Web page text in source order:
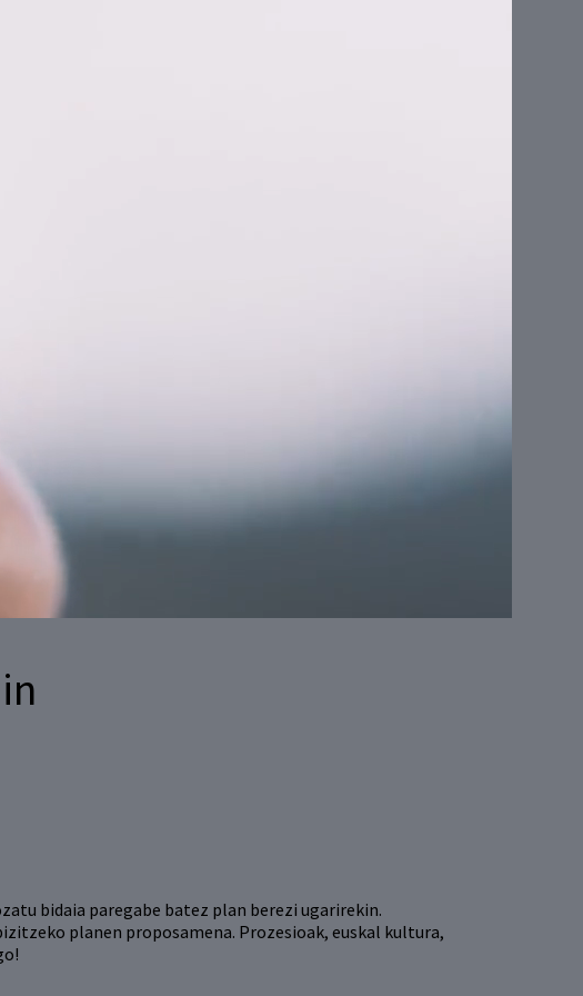
bidaia paregabe batez plan berezi ugarirekin.
planen proposamena. Prozesioak, euskal kultura,